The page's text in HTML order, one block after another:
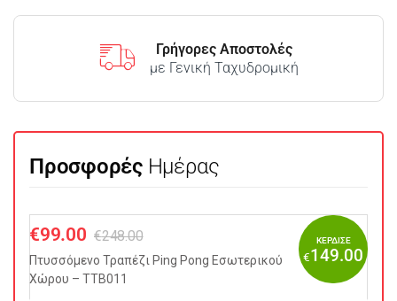
Γρήγορες Αποστολές
με Γενική Ταχυδρομική
ΠροσφορέςΗμέρας
€99.00 €248.00
Πτυσσόμενo Τραπέζι Ping Pong Εσωτερικού
Χώρου – TTB011
ΚΕΡΔΙΣΕ
€149.00